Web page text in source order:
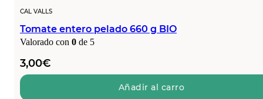
CAL VALLS
Tomate entero pelado 660 g BIO
Valorado con 0 de 5
3,00€
Añadir al carro